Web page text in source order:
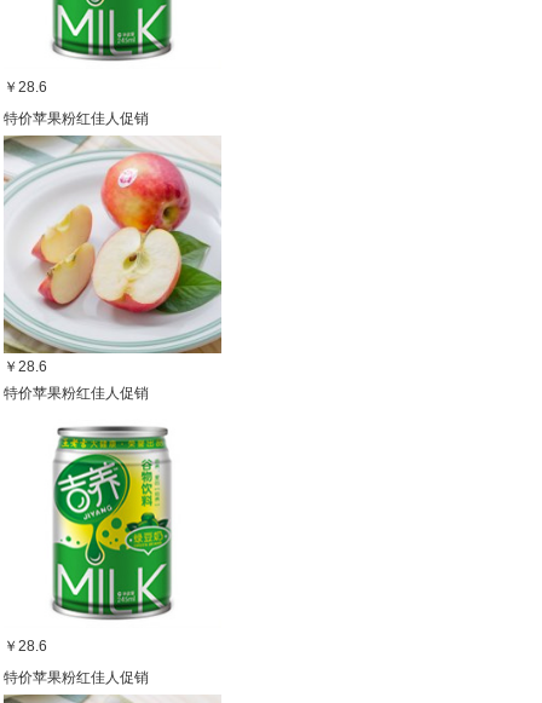
￥28.6
特价苹果粉红佳人促销
￥28.6
特价苹果粉红佳人促销
￥28.6
特价苹果粉红佳人促销